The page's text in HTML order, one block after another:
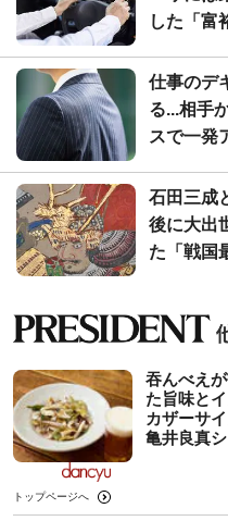
した「富
仕事のデ
る...相手
スで一発
石田三成
後に大出
た「戦国
吞んべえ
た旨味と
カザーサ
⻲井良真
トップページへ